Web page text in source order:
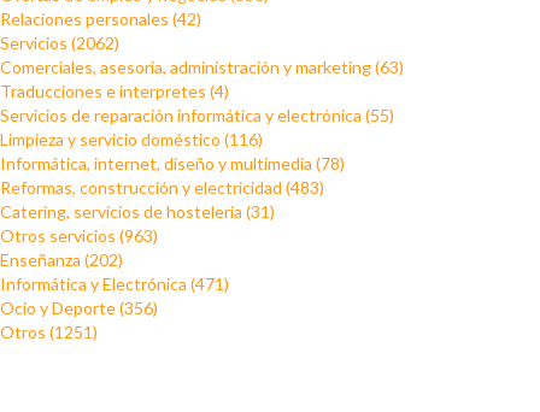
Relaciones personales (42)
Servicios (2062)
Comerciales, asesoria, administración y marketing (63)
Traducciones e interpretes (4)
Servicios de reparación informática y electrónica (55)
Limpieza y servicio doméstico (116)
Informática, internet, diseño y multimedia (78)
Reformas, construcción y electricidad (483)
Catering, servicios de hostelería (31)
Otros servicios (963)
Enseñanza (202)
Informática y Electrónica (471)
Ocio y Deporte (356)
Otros (1251)